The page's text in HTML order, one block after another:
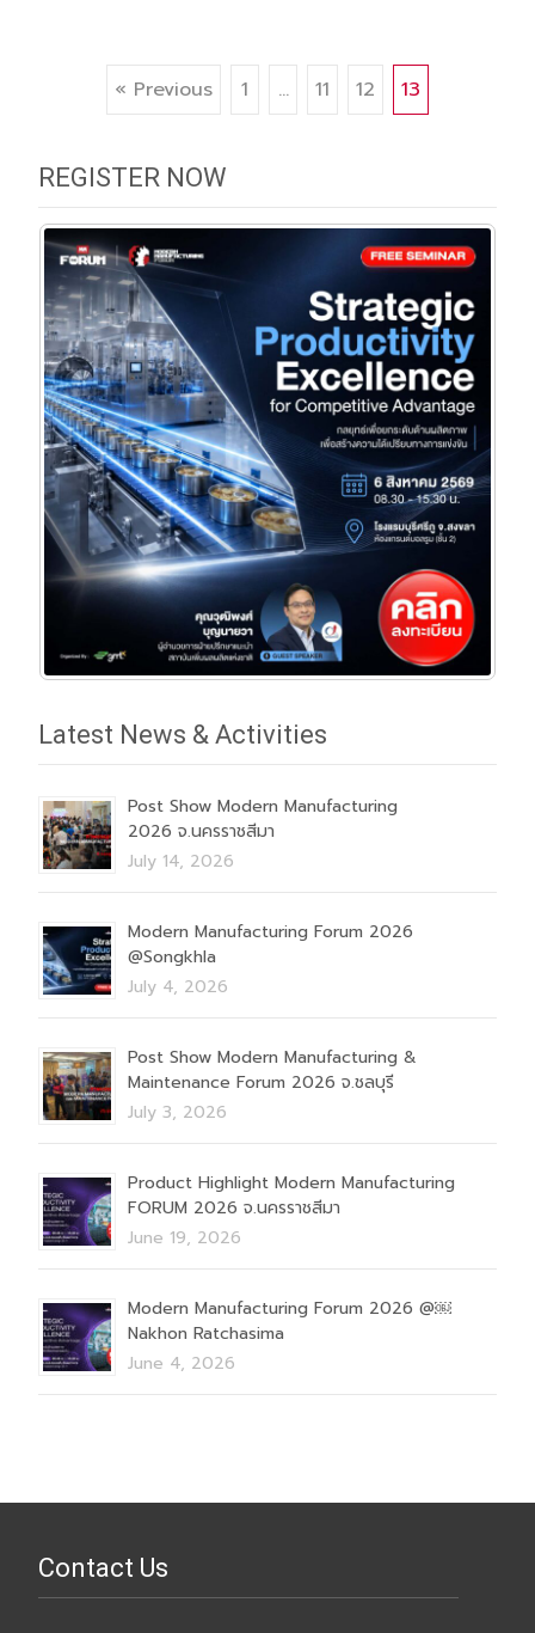
Posts
navigation
« Previous 1 … 11 12 13
REGISTER NOW
Latest News & Activities
Post Show Modern Manufacturing
2026 จ.นครราชสีมา
July 14, 2026
Modern Manufacturing Forum 2026
@Songkhla
July 4, 2026
Post Show Modern Manufacturing &
Maintenance Forum 2026 จ.ชลบุรี
July 3, 2026
Product Highlight Modern Manufacturing
FORUM 2026 จ.นครราชสีมา
June 19, 2026
Modern Manufacturing Forum 2026 @￼
Nakhon Ratchasima
June 4, 2026
Contact Us